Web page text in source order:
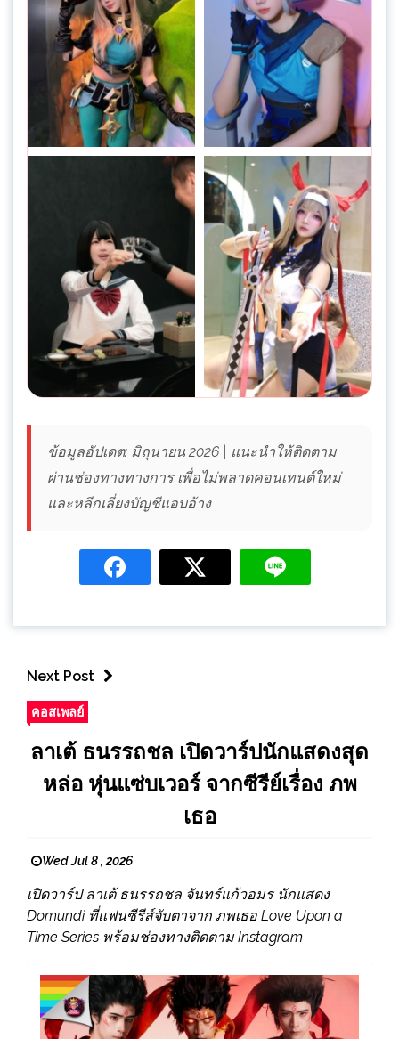
ข้อมูลอัปเดต: มิถุนายน 2026 | แนะนำให้ติดตาม
ผ่านช่องทางทางการ เพื่อไม่พลาดคอนเทนต์ใหม่
และหลีกเลี่ยงบัญชีแอบอ้าง
Next Post
คอสเพลย์
ลาเต้ ธนรรถชล เปิดวาร์ปนักแสดงสุด
หล่อ หุ่นแซ่บเวอร์ จากซีรีย์เรื่อง ภพ
เธอ
Wed Jul 8 , 2026
เปิดวาร์ป ลาเต้ ธนรรถชล จันทร์แก้วอมร นักแสดง
Domundi ที่แฟนซีรีส์จับตาจาก ภพเธอ Love Upon a
Time Series พร้อมช่องทางติดตาม Instagram